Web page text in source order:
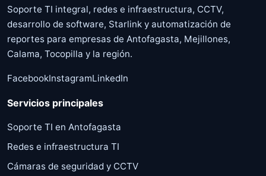
Soporte TI integral, redes e infraestructura, CCTV,
desarrollo de software, Starlink y automatización de
reportes para empresas de Antofagasta, Mejillones,
Calama, Tocopilla y la región.
FacebookInstagramLinkedIn
Servicios principales
Soporte TI en Antofagasta
Redes e infraestructura TI
Cámaras de seguridad y CCTV